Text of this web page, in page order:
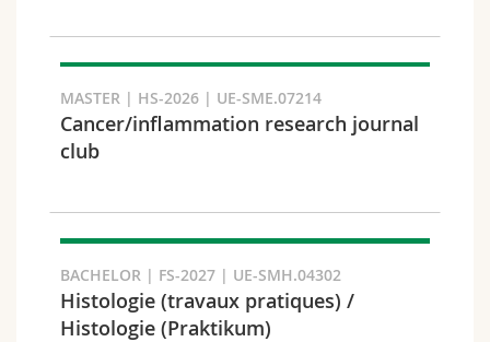
Sprachen
Kursus
MASTER | HS-2026 | UE-SME.07214
Cancer/inflammation research journal
club
BACHELOR | FS-2027 | UE-SMH.04302
Histologie (travaux pratiques) /
Histologie (Praktikum)